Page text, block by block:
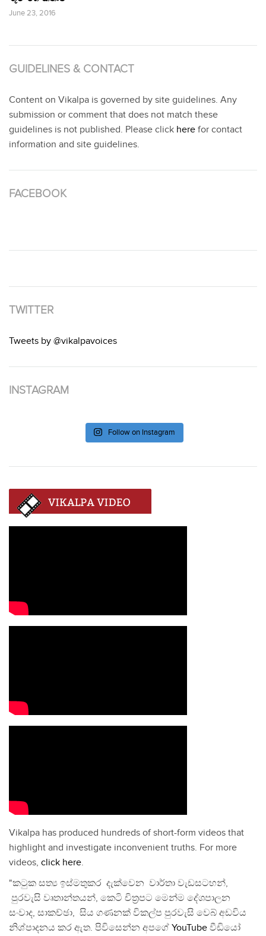
June 23, 2016
GUIDELINES & CONTACT
Content on Vikalpa is governed by site guidelines. Any
submission or comment that does not match these
guidelines is not published. Please click here for contact
information and site guidelines.
FACEBOOK
TWITTER
Tweets by @vikalpavoices
INSTAGRAM
Follow on Instagram
Vikalpa has produced hundreds of short-form videos that
highlight and investigate inconvenient truths. For more
videos, click here.
"කටුක සත්‍ය ඉස්මතුකර දැක්වෙන වාර්තා වැඩසටහන්,
පුරවැසි වෘතාන්තයන්, කෙටි චිත්‍රපට මෙන්ම දේශපාලන
සංවාද, සාකච්ඡා, සිය ගණනක් විකල්ප පුරවැසි වෙබ් අඩවිය
නිශ්පාදනය කර ඇත. පිවිසෙන්න අපගේ YouTube වීඩියෝ